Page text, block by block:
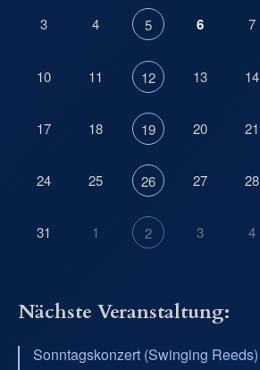
3 4 5 6 7
10 11 12 13 14
17 18 19 20 21
24 25 26 27 28
31 1 2 3 4
Nächste Veranstaltung:
Sonntagskonzert (Swinging Reeds)